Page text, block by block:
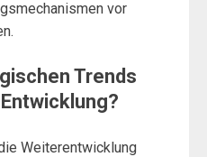
vor
Trends
Weiterentwicklung